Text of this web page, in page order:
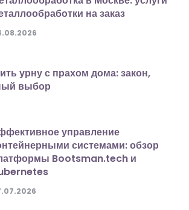
на заказ
урну с прахом дома: закон,
выбор
управление
системами: обзор
Bootsman.tech и